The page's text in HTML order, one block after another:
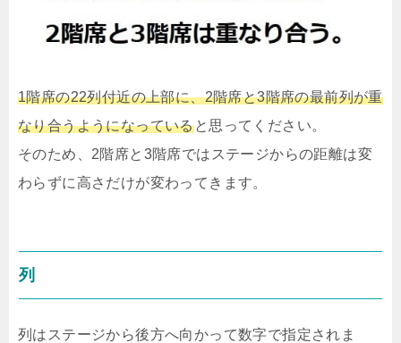
1階席の22列付近の上部に、2階席と3階席の最前列が重
なり合うようになっていると思ってください。
そのため、2階席と3階席ではステージからの距離は変
わらずに高さだけが変わってきます。
列
列はステージから後方へ向かって数字で指定されま